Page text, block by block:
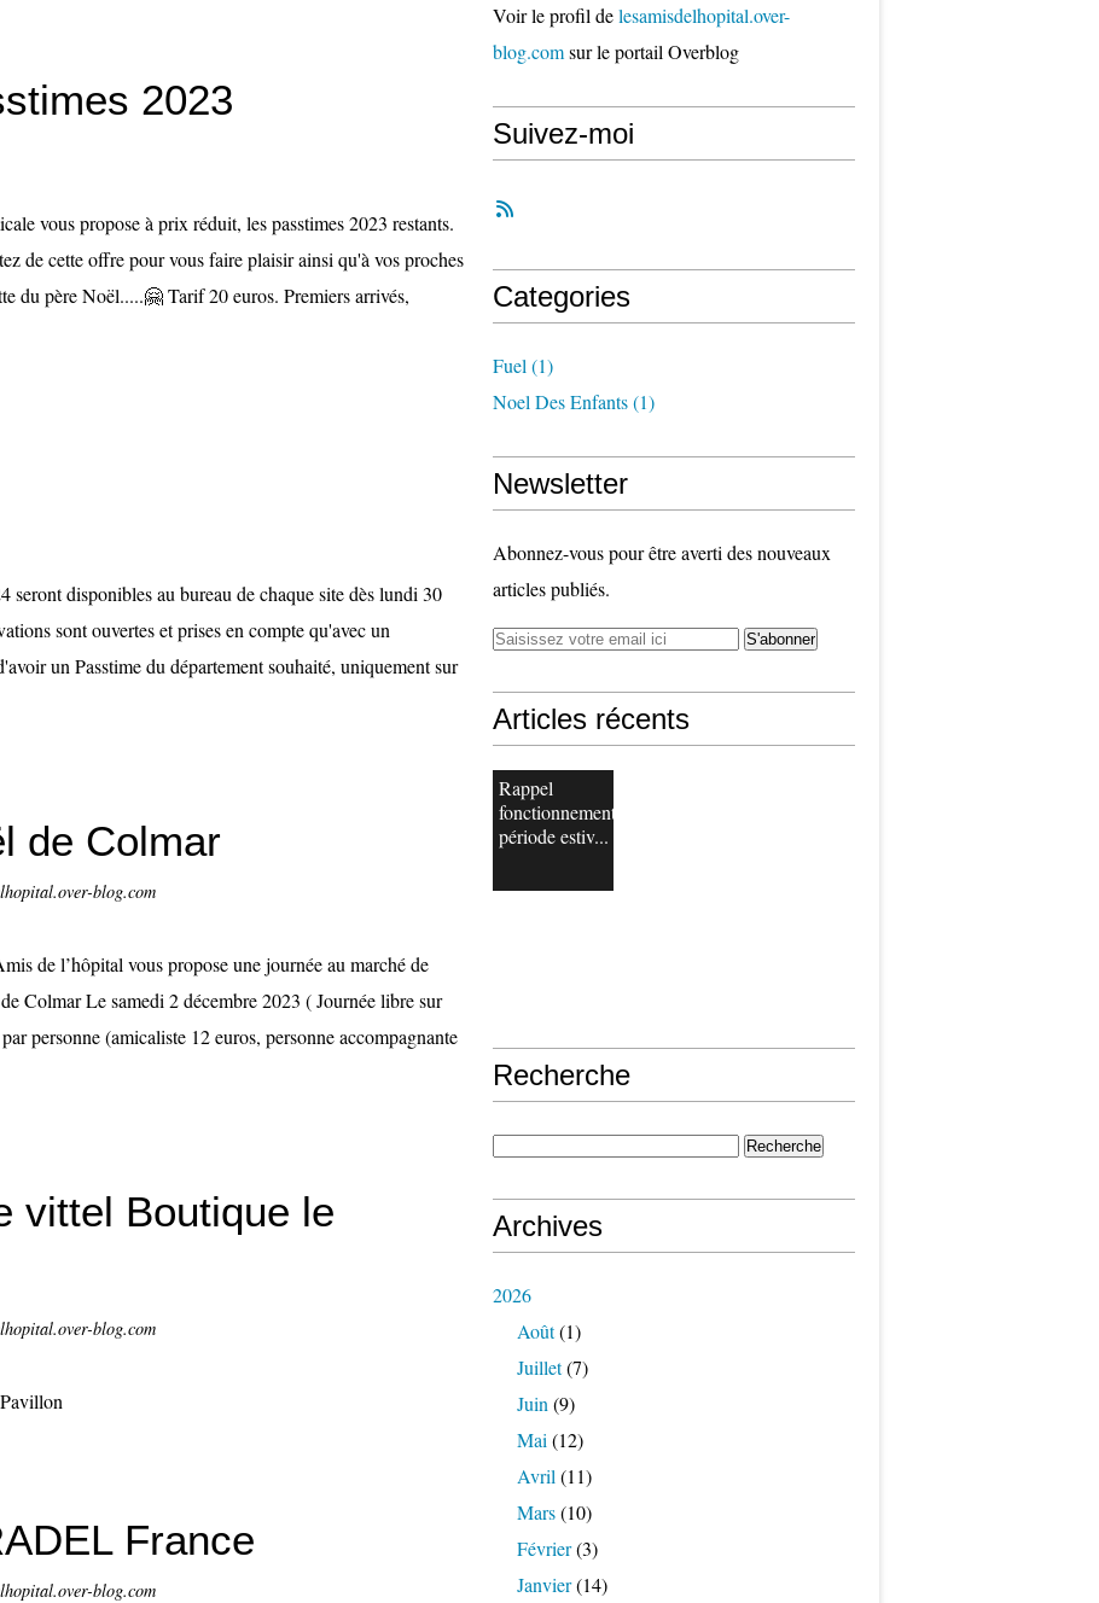
2023
vous propose à prix réduit, les passtimes 2023 restants.
de cette offre pour vous faire plaisir ainsi qu'à vos proches
du père Noël.....🤗 Tarif 20 euros. Premiers arrivés,
seront disponibles au bureau de chaque site dès lundi 30
sont ouvertes et prises en compte qu'avec un
un Passtime du département souhaité, uniquement sur
de Colmar
blog.com
de l’hôpital vous propose une journée au marché de
Colmar Le samedi 2 décembre 2023 ( Journée libre sur
personne (amicaliste 12 euros, personne accompagnante
vittel Boutique le
blog.com
France
blog.com
Voir le profil delesamisdelhopital.over-
blog.comsur le portail Overblog
Suivez-moi
Categories
Fuel (1)
Noel Des Enfants(1)
Newsletter
Abonnez-vous pour être averti des nouveaux
articles publiés.
Articles récents
Rappel
fonctionnement
période estiv...
Recherche
Archives
2026
Août(1)
Juillet(7)
Juin (9)
Mai (12)
Avril (11)
Mars(10)
Février(3)
Janvier(14)